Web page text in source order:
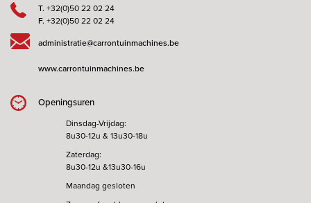
T. +32(0)50 22 02 24
F. +32(0)50 22 02 24
administratie@carrontuinmachines.be
www.carrontuinmachines.be
Openingsuren
Dinsdag-Vrijdag:
8u30-12u & 13u30-18u
Zaterdag:
8u30-12u &13u30-16u
Maandag gesloten